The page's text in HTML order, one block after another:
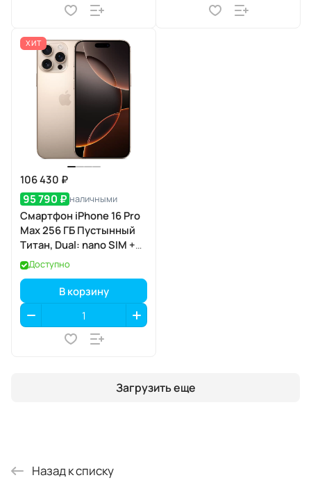
ХИТ
106 430 ₽
95 790 ₽ наличными
Смартфон iPhone 16 Pro
Max 256 ГБ Пустынный
Титан, Dual: nano SIM +
eSIM
Доступно
В корзину
Загрузить еще
Назад к списку